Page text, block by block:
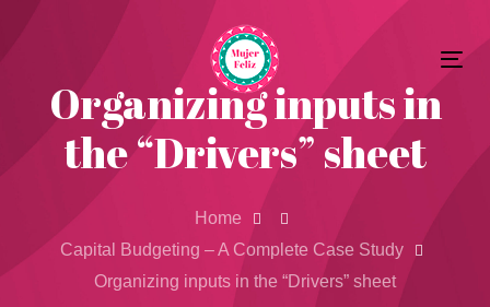
Skip
links
navigationOrganizing inputs in
the “Drivers” sheet
Home
Capital Budgeting – A Complete Case Study
Organizing inputs in the “Drivers” sheet